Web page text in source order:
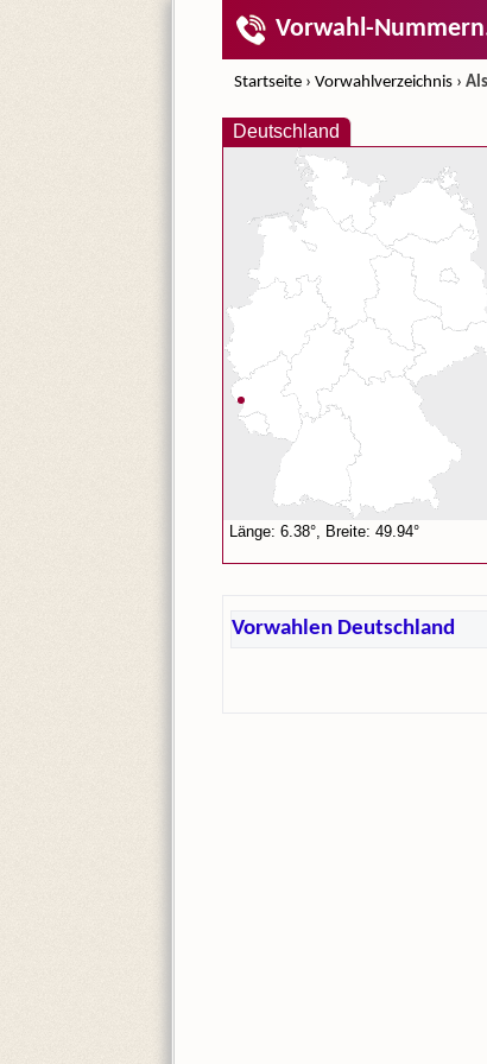
Vorwahl-
Startseite › Vorwahlverzeichnis ›
Vorwahlen Deutschland